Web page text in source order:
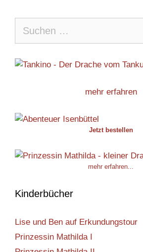
nach:
mehr erfahren
Jetzt bestellen
mehr erfahren...
Kinderbücher
Lise und Ben auf Erkundungstour
Prinzessin Mathilda I